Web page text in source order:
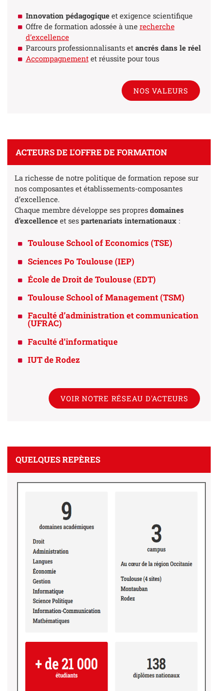
Innovation pédagogiqueet exigence scientifique
Offre de formation adossée à une recherche
d’excellence
Parcours professionnalisants et ancrés dans le réel
Accompagnementet réussite pour tous
NOS VALEURS
ACTEURS DE L'OFFRE DE FORMATION
La richesse de notre politique de formation repose sur
nos composantes et établissements-composantes
d’excellence.
Chaque membre développe ses propres domaines
d’excellence et ses partenariats internationaux :
Toulouse School of Economics (TSE)
Sciences Po Toulouse (IEP)
École de Droit de Toulouse (EDT)
Toulouse School of Management (TSM)
Faculté d’administration et communication
(UFRAC)
Faculté d’informatique
IUT de Rodez
VOIR NOTRE RÉSEAU D'ACTEURS
QUELQUES REPÈRES